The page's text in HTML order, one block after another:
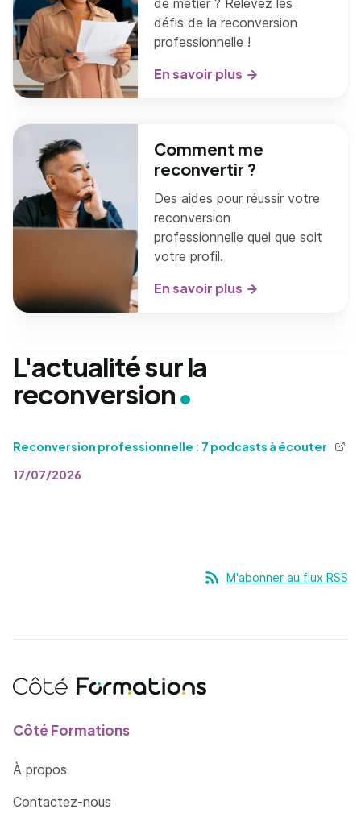
de métier ? Relevez les
défis de la reconversion
professionnelle !
En savoir plus
Comment me
reconvertir ?
Des aides pour réussir votre
reconversion
professionnelle quel que soit
votre profil.
En savoir plus
L'actualité sur la
reconversion
Reconversion professionnelle : 7 podcasts à écouter
17/07/2026
M'abonner au flux RSS
Côté Formations
À propos
Contactez-nous